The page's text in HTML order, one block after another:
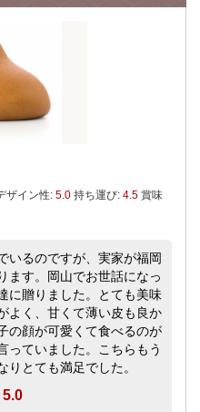
ザイン性: 5.0 持ち運び: 4.5 賞味
いるのですが、実家が福岡
ます。岡山でお世話になっ
に贈りました。とても美味
よく、甘くて薄い皮も良か
の顔が可愛くて食べるのが
っていました。こちらもう
りとても満足でした。
5.0